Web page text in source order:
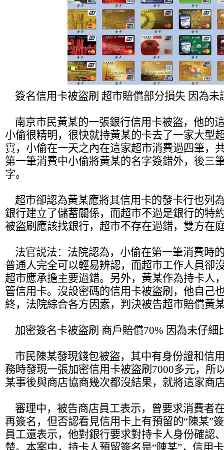
簽名信用卡被盜刷 超市賠償部分損失 因為未
南京市民黃某的一張銀行信用卡被盜，他的
小偷很精明，很快就持黃某的卡去了一家大型
實，小偷在一天之內在這家超市消費過四筆，
第一筆消費中小偷將黃某的名字簽錯外，後三
字。
超市卻認為黃某應將其信用卡的發卡行也列
銀行建立了儲蓄關係，而超市不過是銀行的特
被盜刷應該找銀行，超市不存在過錯，雙方在
法官説法：法院認為，小偷在第一筆消費時
普通人完全可以輕易辨認，而超市工作人員卻
超市應承擔主要過錯。另外，黃某作為持卡人
管信用卡。沒設密碼的信用卡被盜刷，他自己
終，法院綜合各方因素，判決被告超市賠償黃
加密簽名卡被盜刷 商戶賠償70% 因為未仔細
市民陳某發現錢包被盜，其中有身份證和信
務時發現一張加密信用卡被盜刷7000多元，所
某事後與商店協商幾次都沒結果，就將這家商
審理中，被告商店員工表示，曾要求消費者
再簽名，但否認看見信用卡上有預留的“陳某”
員工還表示，他對銀行要求對持卡人身份確認
楚。本案中，持卡人預留簽名是“陳某”，信用